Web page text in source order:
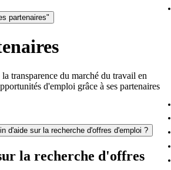
partenaires"
transparence du marché du travail en
d'emploi grâce à ses partenaires
d'aide sur la recherche d'offres d'emploi ?
la recherche d'offres